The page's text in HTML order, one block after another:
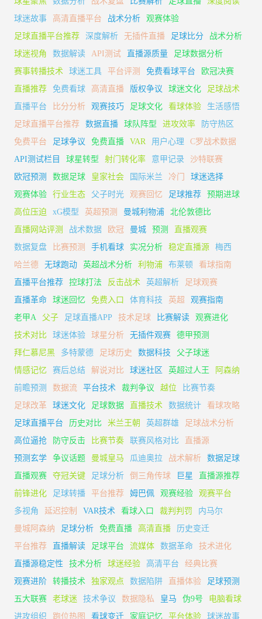
球迷故事
高清直播平台 战术分析
观赛体验
足球直播平台推荐
深度解析 无插件直播 足球比分
战术分析
球迷视角
数据解读 API测试 直播源质量
足球数据分析
赛事转播技术
球迷工具 平台评测 免费看球平台
欧冠决赛
直播推荐
免费看球 高清直播 版权争议 球迷文化
足球战术
直播平台
比分分析 观赛技巧 足球文化 看球体验
生活感悟
足球直播平台推荐
数据直播 球队阵型 进攻效率
防守热区
免费平台
足球争议 免费直播 VAR 用户心理
C罗战术数据
API测试栏目
球星转型 射门转化率 意甲记录
沙特联赛
欧冠预测
数据足球 皇家社会 国际米兰 冷门
球迷选择
观赛体验
行业生态 父子时光 观赛回忆 足球推荐
预期进球
高位压迫
xG模型 英超预测 曼城利物浦
北伦敦德比
直播网站评测
战术数据 欧冠 曼城 预测
直播观赛
数据复盘
比赛预测 手机看球 实况分析 稳定直播源
梅西
哈兰德
无球跑动 英超战术分析 利物浦 布莱顿
看球指南
直播平台推荐
控球打法 反击战术 英超解析
足球观赛
直播革命
球迷回忆 免费入口 体育科技 英超
观赛指南
老甲A
父子 足球直播APP 技术足球 比赛解读
观赛进化
技术对比
球迷体验 球星分析 无插件观赛
德甲预测
拜仁慕尼黑
多特蒙德 足球历史 数据科技
父子球迷
情感记忆
赛后总结 解说对比 球迷社区 英超过人王
阿森纳
前瞻预测
数据流 平台技术 裁判争议 越位
比赛节奏
足球改革
球迷文化 足球数据 直播技术 数据统计
看球攻略
足球直播平台
历史对比 米兰王朝 英超群雄
足球战术分析
高位逼抢
防守反击 比赛节奏 联赛风格对比
直播源
预测玄学
争议话题 曼城皇马 瓜迪奥拉 战术解析
数据足球
直播观赛
夺冠关键 足球分析 倒三角传球 巨星
直播源推荐
前锋进化
足球转播 平台推荐 姆巴佩 观赛经验
观赛平台
多视角
延迟控制 VAR技术 看球入口 裁判判罚
内马尔
曼城阿森纳
足球分析 免费直播 高清直播
历史变迁
平台推荐
直播解读 足球平台 流媒体 数据革命
技术进化
直播源稳定性
技术分析 球迷经验 高清平台
经典比赛
观赛进阶
转播技术 独家观点 数据陷阱 直播体验
足球预测
五大联赛
老球迷 技术争议 数据隐私 皇马 伪9号
电脑看球
进攻组织
跑位热图 看球变迁 家庭记忆 平台体验 球迷故事